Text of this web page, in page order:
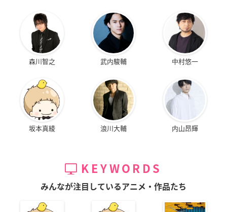
森川智之 武内駿輔 中村悠一
坂本真綾 浪川大輔 内山昂輝
KEYWORDS
みんなが注目しているアニメ・作品たち